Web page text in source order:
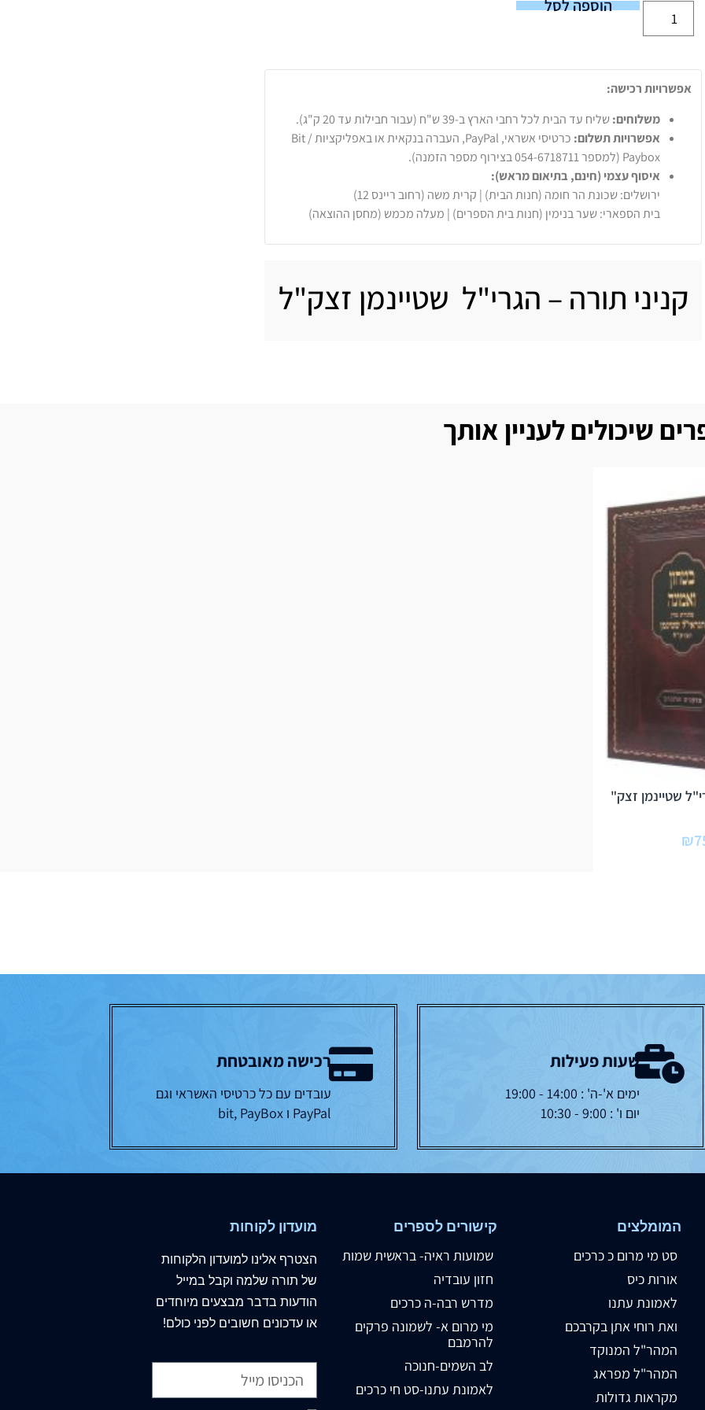
הוספה לסל
אפשרויות רכישה:
משלוחים:שליח עד הבית לכל רחבי הארץ ב-39 ש"ח (עבור חבילות עד 20 ק"ג).
אפשרויות תשלום:
כרטיסי אשראי, PayPal, העברה בנקאית או באפליקציות Bit /
Paybox (למספר 054-6718711 בצירוף מספר הזמנה).
איסוף עצמי (חינם, בתיאום מראש):
ירושלים: שכונת הר חומה (חנות הבית) | קרית משה (רחוב ריינס 12)
בית הספארי: שער בנימין (חנות בית הספרים) | מעלה מכמש (מחסן ההוצאה)
קניני תורה – הגרי"ל שטיינמן זצק"ל
שיכולים לעניין אותך
שטיינמן זצק"
₪
שעות פעילות
ימים א'-ה' : 14:00 - 19:00
יום ו' : 9:00 - 10:30
רכישה מאובטחת
עובדים עם כל כרטיסי האשראי וגם
PayPal ו bit, PayBox
המומלצים
סט מי מרום כ כרכים
אורות כיס
לאמונת עתנו
ואת רוחי אתן בקרבכם
המהר"ל המנוקד
המהר"ל מפראג
מקראות גדולות
קישורים לספרים
שמועות ראיה- בראשית שמות
חזון עובדיה
מדרש רבה-ה כרכים
מי מרום א- לשמונה פרקים
להרמבם
לב השמים-חנוכה
לאמונת עתנו-סט חי כרכים
מועדון לקוחות
הצטרף אלינו למועדון הלקוחות
של תורה שלמה וקבל במייל
הודעות בדבר מבצעים מיוחדים
או עדכונים חשובים לפני כולם!